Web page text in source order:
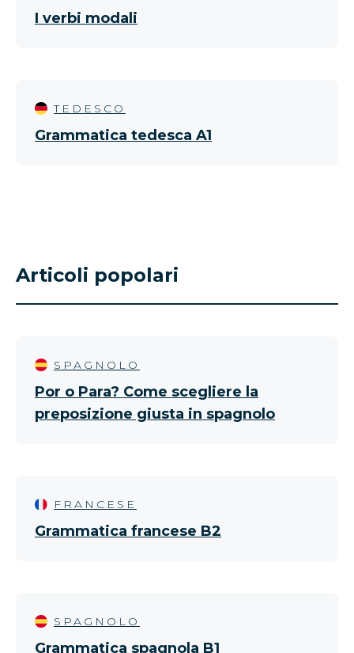
I verbi modali
TEDESCO
Grammatica tedesca A1
Articoli popolari
SPAGNOLO
Por o Para? Come scegliere la
preposizione giusta in spagnolo
FRANCESE
Grammatica francese B2
SPAGNOLO
Grammatica spagnola B1